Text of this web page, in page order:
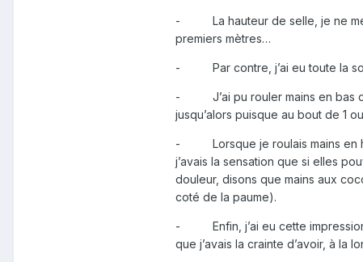
- La hauteur de selle, je ne me
premiers mètres…
- Par contre, j’ai eu toute la
- J’ai pu rouler mains en bas du
jusqu’alors puisque au bout de 1
- Lorsque je roulais mains en
j’avais la sensation que si elles
douleur, disons que mains aux
coté de la paume).
- Enfin, j’ai eu cette impression
que j’avais la crainte d’avoir, à la